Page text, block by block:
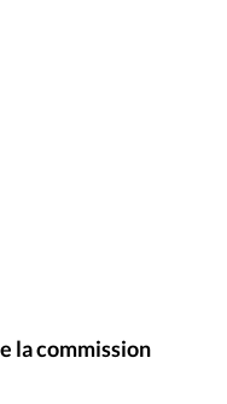
la commission